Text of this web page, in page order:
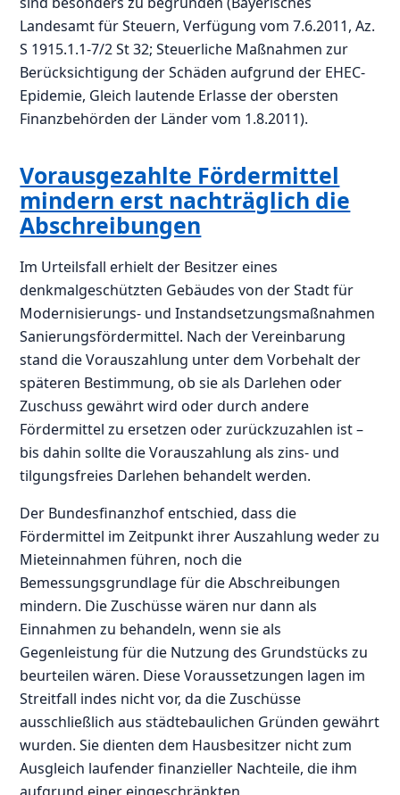
Landesamt für Steuern, Verfügung vom 7.6.2011, Az.
S 1915.1.1-7/2 St 32; Steuerliche Maßnahmen zur
Berücksichtigung der Schäden aufgrund der EHEC-
Epidemie, Gleich lautende Erlasse der obersten
Finanzbehörden der Länder vom 1.8.2011).
Vorausgezahlte Fördermittel
mindern erst nachträglich die
Abschreibungen
Im Urteilsfall erhielt der Besitzer eines
denkmalgeschützten Gebäudes von der Stadt für
Modernisierungs- und Instandsetzungsmaßnahmen
Sanierungsfördermittel. Nach der Vereinbarung
stand die Vorauszahlung unter dem Vorbehalt der
späteren Bestimmung, ob sie als Darlehen oder
Zuschuss gewährt wird oder durch andere
Fördermittel zu ersetzen oder zurückzuzahlen ist –
bis dahin sollte die Vorauszahlung als zins- und
tilgungsfreies Darlehen behandelt werden.
Der Bundesfinanzhof entschied, dass die
Fördermittel im Zeitpunkt ihrer Auszahlung weder zu
Mieteinnahmen führen, noch die
Bemessungsgrundlage für die Abschreibungen
mindern. Die Zuschüsse wären nur dann als
Einnahmen zu behandeln, wenn sie als
Gegenleistung für die Nutzung des Grundstücks zu
beurteilen wären. Diese Voraussetzungen lagen im
Streitfall indes nicht vor, da die Zuschüsse
ausschließlich aus städtebaulichen Gründen gewährt
wurden. Sie dienten dem Hausbesitzer nicht zum
Ausgleich laufender finanzieller Nachteile, die ihm